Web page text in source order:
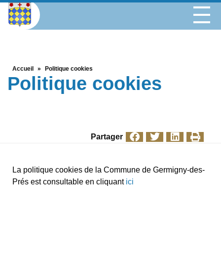
Accueil » Politique cookies
Politique cookies
Partager
La politique cookies de la Commune de Germigny-des-
Prés est consultable en cliquant ici